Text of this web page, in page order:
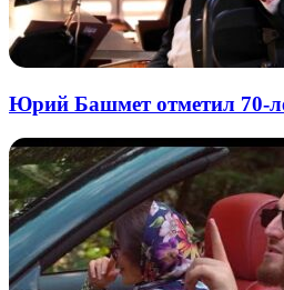
Юрий Башмет отметил 70-